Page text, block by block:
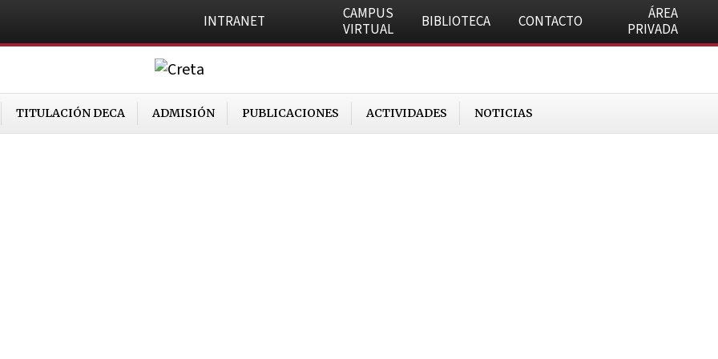
INTRANET
CAMPUS
VIRTUAL
BIBLIOTECA CONTACTO
ÁREA
PRIVADA
TITULACIÓN DECA ADMISIÓN PUBLICACIONES ACTIVIDADES NOTICIAS